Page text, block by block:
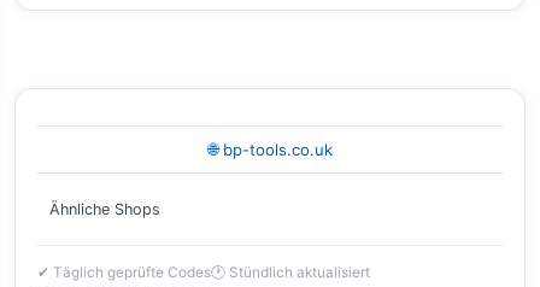
🌐 bp-tools.co.uk
Ähnliche Shops
✔ Täglich geprüfte Codes🕐 Stündlich aktualisiert